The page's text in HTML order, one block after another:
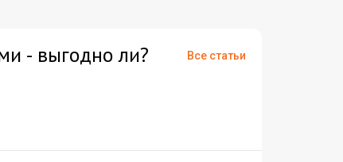
Все статьи
- выгодно ли?